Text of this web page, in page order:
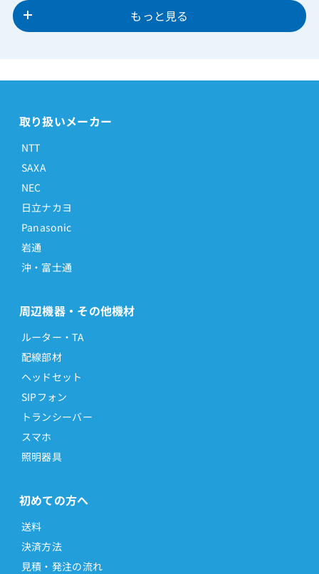
もっと見る
取り扱いメーカー
NTT
SAXA
NEC
日立ナカヨ
Panasonic
岩通
沖・富士通
周辺機器・その他機材
ルーター・TA
配線部材
ヘッドセット
SIPフォン
トランシーバー
スマホ
照明器具
初めての方へ
送料
決済方法
見積・発注の流れ